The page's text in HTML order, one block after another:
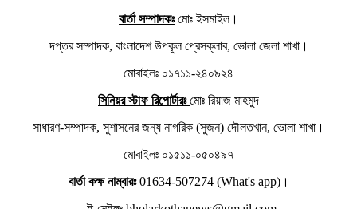
বার্তা সম্পাদকঃমোঃ ইসমাইল।
দপ্তর সম্পাদক, বাংলাদেশ উপকূল প্রেসক্লাব, ভোলা জেলা শাখা।
মোবাইলঃ ০১৭১১-২৪০৯২৪
সিনিয়র স্টাফ রিপোর্টারঃমোঃ রিয়াজ মাহমুদ
সাধারণ-সম্পাদক, সুশাসনের জন্য নাগরিক (সুজন) দৌলতখান, ভোলা শাখা।
মোবাইলঃ ০১৫১১-০৫০৪৯৭
বার্তা কক্ষ নাম্বারঃ01634-507274 (What's app)।